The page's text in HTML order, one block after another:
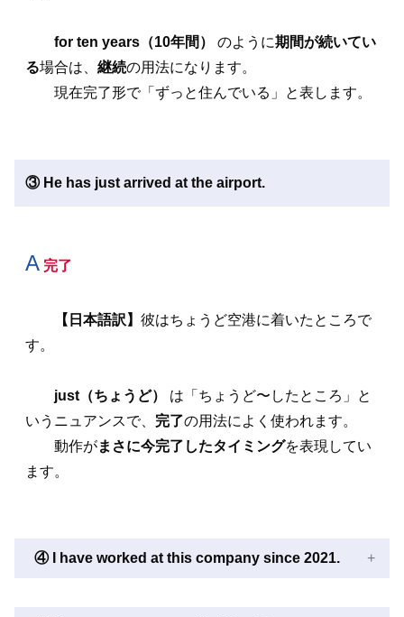
for ten years（10年間） のように期間が続いてい
る場合は、 継続の用法になります。
現在完了形で「ずっと住んでいる」と表します。
③ He has just arrived at the airport.
A 完了
【日本語訳】 彼はちょうど空港に着いたところで
す。
just（ちょうど）
は「ちょうど〜したところ」と
いうニュアンスで、 完了の用法によく使われます。
動作がまさに今完了したタイミングを表現してい
ます。
④ I have worked at this company since 2021.